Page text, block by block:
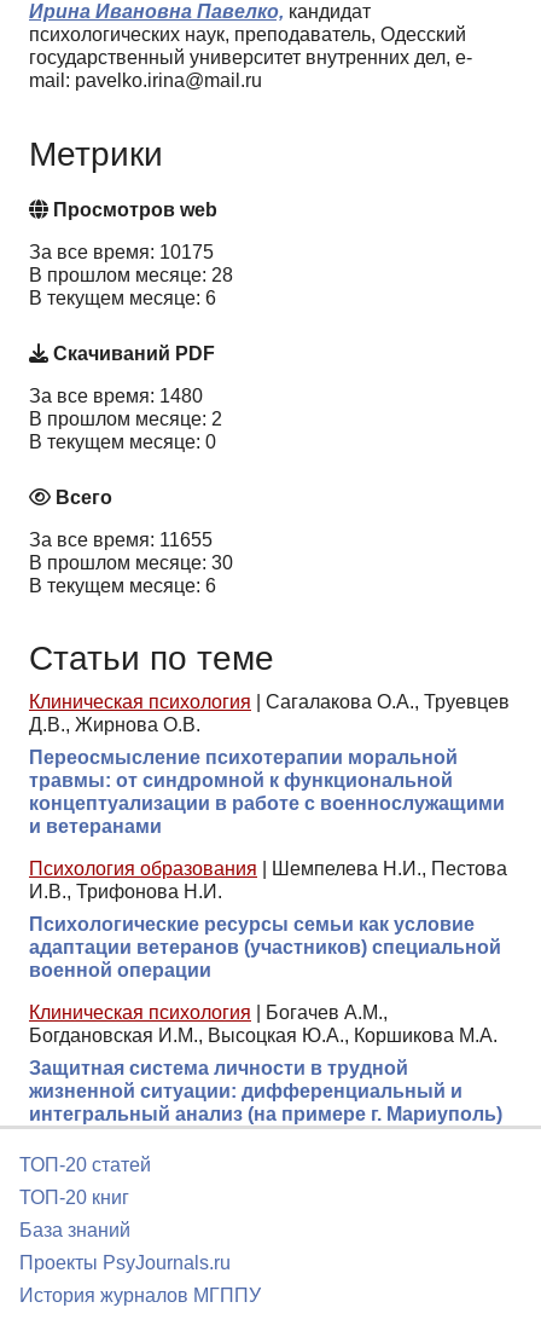
Ирина Ивановна Павелко, кандидат
психологических наук, преподаватель, Одесский
государственный университет внутренних дел, e-
mail: pavelko.irina@mail.ru
Метрики
Просмотров web
За все время: 10175
В прошлом месяце: 28
В текущем месяце: 6
Скачиваний PDF
За все время: 1480
В прошлом месяце: 2
В текущем месяце: 0
Всего
За все время: 11655
В прошлом месяце: 30
В текущем месяце: 6
Статьи по теме
Клиническая психология
Сагалакова О.А., Труевцев
Д.В., Жирнова О.В.
Переосмысление психотерапии моральной
травмы: от синдромной к функциональной
концептуализации в работе с военнослужащими
и ветеранами
Психология образования
Шемпелева Н.И., Пестова
И.В., Трифонова Н.И.
Психологические ресурсы семьи как условие
адаптации ветеранов (участников) специальной
военной операции
Клиническая психология
Богачев А.М.,
Богдановская И.М., Высоцкая Ю.А., Коршикова М.А.
Защитная система личности в трудной
жизненной ситуации: дифференциальный и
интегральный анализ (на примере г. Мариуполь)
ТОП-20 статей
ТОП-20 книг
База знаний
Проекты PsyJournals.ru
История журналов МГППУ